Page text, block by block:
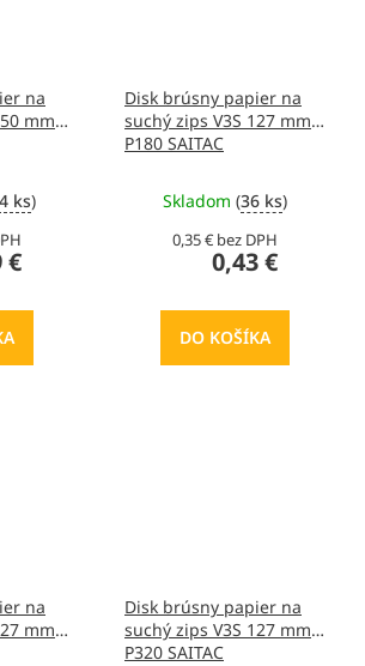
na
mm
ks)
€
Disk brúsny papier na
suchý zips V3S 127 mm
P180 SAITAC
Skladom (36 ks)
0,35 € bez DPH
0,43 €
DO KOŠÍKA
na
mm
Disk brúsny papier na
suchý zips V3S 127 mm
P320 SAITAC